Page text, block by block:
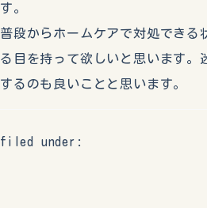
す。
普段からホームケアで対処できる
る目を持って欲しいと思います
するのも良いことと思います。
filed under: